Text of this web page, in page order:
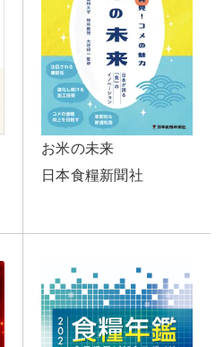
お米の未来
日本食糧新聞社